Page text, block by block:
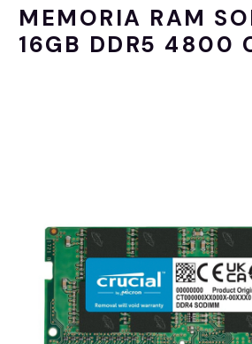
MEMORIA RAM
16GB DDR5 4800